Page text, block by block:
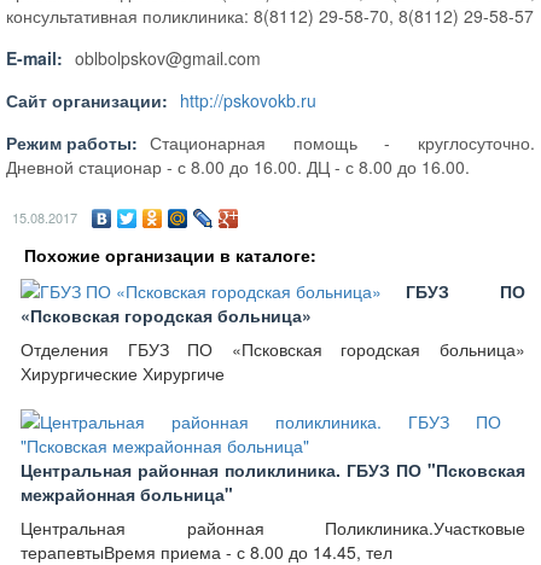
консультативная поликлиника: 8(8112) 29-58-70, 8(8112) 29-58-57
E-mail: oblbolpskov@gmail.com
Сайт организации: http://pskovokb.ru
Режим работы: Стационарная помощь - круглосуточно.
Дневной стационар - с 8.00 до 16.00. ДЦ - с 8.00 до 16.00.
15.08.2017
Похожие организации в каталоге:
ГБУЗ ПО
«Псковская городская больница»
Отделения ГБУЗ ПО «Псковская городская больница»
Хирургические Хирургиче
Центральная районная поликлиника. ГБУЗ ПО "Псковская
межрайонная больница"
Центральная районная Поликлиника.Участковые
терапевтыВремя приема - с 8.00 до 14.45, тел